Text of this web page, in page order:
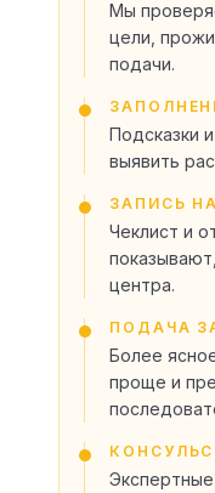
Мы
цели,
подачи.
Подсказки
выявить
ЗАПИСЬ
Чеклист и
центра.
ПОДАЧА
Более
проще и